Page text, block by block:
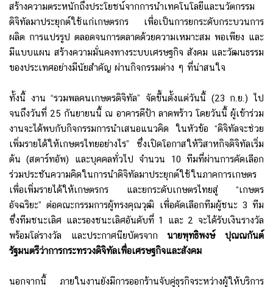
สร้างความตระหนักถึงประโยชน์จากการนำเทคโนโลยีและนวัตกรรม
ดิจิทัลมาประยุกต์ใช้แก่เกษตรกร เพื่อเป็นการยกระดับกระบวนการ
ผลิต การแปรรูป ตลอดจนการตลาดด้วยความเหมาะสม พอเพียง และ
มีแบบแผน สร้างความมั่นคงทางระบบเศรษฐกิจ สังคม และวัฒนธรรม
ของประเทศอย่างมีนัยสำคัญ ผ่านกิจกรรมต่าง ๆ ที่น่าสนใจ
ทั้งนี้ งาน “รวมพลคนเกษตรดิจิทัล” จัดขึ้นตั้งแต่วันนี้ (23 ก.ย.) ไป
จนถึงวันที่ 25 กันยายนนี้ ณ อาคารดีป้า ลาดพร้าว โดยวันนี้ ผู้เข้าร่วม
งานจะได้พบกับกิจกรรมการนำเสนอแนวคิด ในหัวข้อ “ดิจิทัลจะช่วย
เพิ่มรายได้ให้เกษตรไทยอย่างไร” ซึ่งเปิดโอกาสให้วิสาหกิจดิจิทัลเริ่ม
ต้น (สตาร์ทอัพ) และบุคคลทั่วไป จำนวน 10 ทีมที่ผ่านการคัดเลือก
ร่วมประชันความคิดในการนำดิจิทัลมาประยุกต์ใช้ในภาคการเกษตร
เพื่อเพิ่มรายได้ให้เกษตรกร และยกระดับเกษตรไทยสู่ “เกษตร
อัจฉริยะ” ต่อคณะกรรมการผู้ทรงคุณวุฒิ เพื่อคัดเลือกทีมผู้ชนะ 3 ทีม
ซึ่งทีมชนะเลิศ และรองชนะเลิศอันดับที่ 1 และ 2 จะได้รับเงินรางวัล
พร้อมโล่รางวัล และประกาศนียบัตรจากนายพุทธิพงษ์ ปุณณกันต์
รัฐมนตรีว่าการกระทรวงดิจิทัลเพื่อเศรษฐกิจและสังคม
นอกจากนี้ ภายในงานยังมีการออกร้านจับคู่ธุรกิจระหว่างผู้ให้บริการ